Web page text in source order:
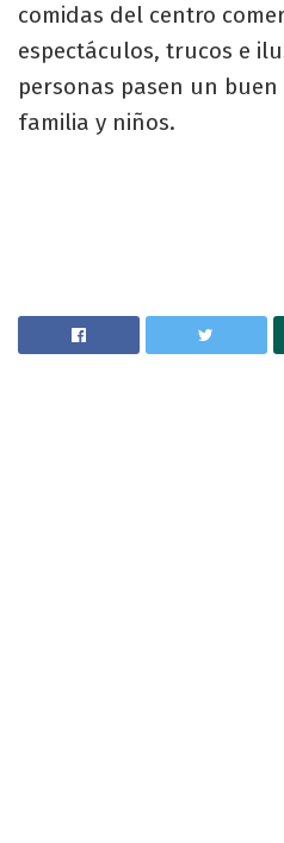
comidas del centro
espectáculos, trucos e
personas pasen un
familia y niños.